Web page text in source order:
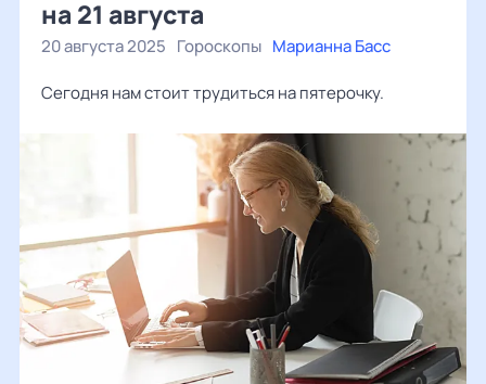
на 21 августа
20 августа 2025 Гороскопы Марианна Басс
Сегодня нам стоит трудиться на пятерочку.